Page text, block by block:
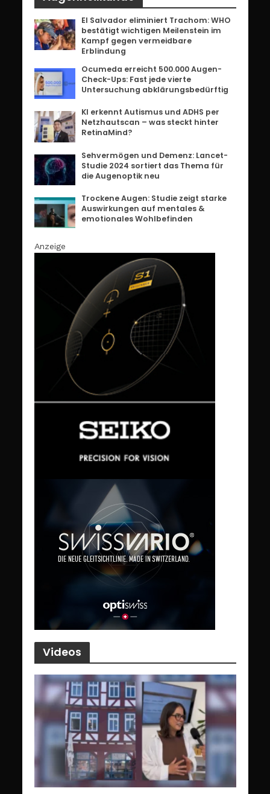
El Salvador eliminiert Trachom: WHO
bestätigt wichtigen Meilenstein im
Kampf gegen vermeidbare
Erblindung
Ocumeda erreicht 500.000 Augen-
Check-Ups: Fast jede vierte
Untersuchung abklärungsbedürftig
KI erkennt Autismus und ADHS per
Netzhautscan – was steckt hinter
RetinaMind?
Sehvermögen und Demenz: Lancet-
Studie 2024 sortiert das Thema für
die Augenoptik neu
Trockene Augen: Studie zeigt starke
Auswirkungen auf mentales &
emotionales Wohlbefinden
Anzeige
Videos